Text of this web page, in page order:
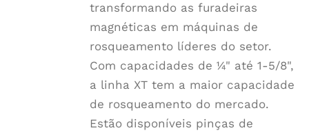
transformando as furadeiras
magnéticas em máquinas de
rosqueamento líderes do setor.
Com capacidades de ¼" até 1-5/8",
a linha XT tem a maior capacidade
de rosqueamento do mercado.
Estão disponíveis pinças de